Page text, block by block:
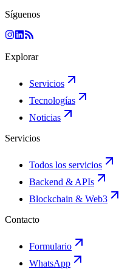
Síguenos
Explorar
Servicios
Tecnologías
Noticias
Servicios
Todos los servicios
Backend & APIs
Blockchain & Web3
Contacto
Formulario
WhatsApp